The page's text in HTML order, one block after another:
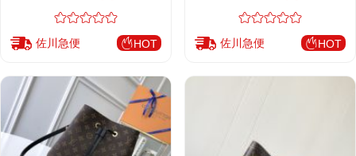
佐川急便 HOT 佐川急便 HOT